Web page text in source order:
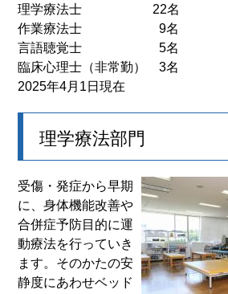
理学療法士 22名
作業療法士 9名
言語聴覚士 5名
臨床心理士（非常勤） 3名
2025年4月1日現在
理学療法部門
受傷・発症から早期
に、身体機能改善や
合併症予防目的に運
動療法を行っていき
ます。そのかたの安
静度にあわせベッド